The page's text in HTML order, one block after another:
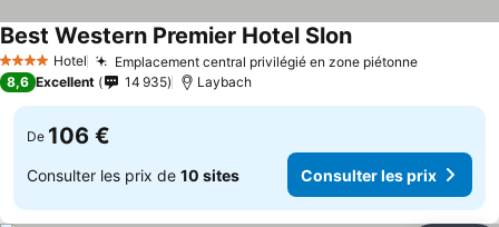
4 Étoiles Hotel Emplacement central privilégié en zone piétonne
Best Western Premier Hotel SlonConsulter les prix
8,6 Excellent 14 935 Laybach
De 106 €
Consulter les prix de 10 sites Consulter les prix